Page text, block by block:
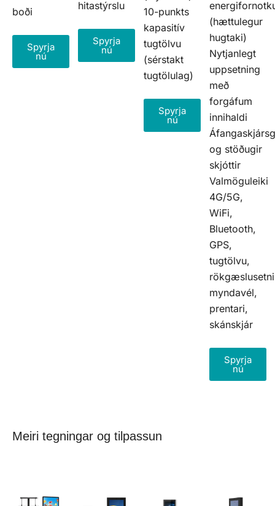
boði
Spyrja
nú
hitastýrslu
Spyrja
nú
10-punkts
kapasitív
tugtölvu
(sérstakt
tugtölulag)
Spyrja
nú
(hættulegur
hugtaki)
Nytjanlegt
uppsetning
með
forgáfum
innihaldi
og stöðugir
skjóttir
Valmöguleiki
4G/5G,
WiFi,
Bluetooth,
GPS,
tugtölvu,
myndavél,
prentari,
skánskjár
Spyrja
nú
Meiri tegningar og tilpassun